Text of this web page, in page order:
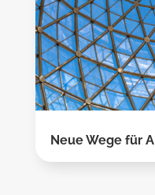
Neue Wege für